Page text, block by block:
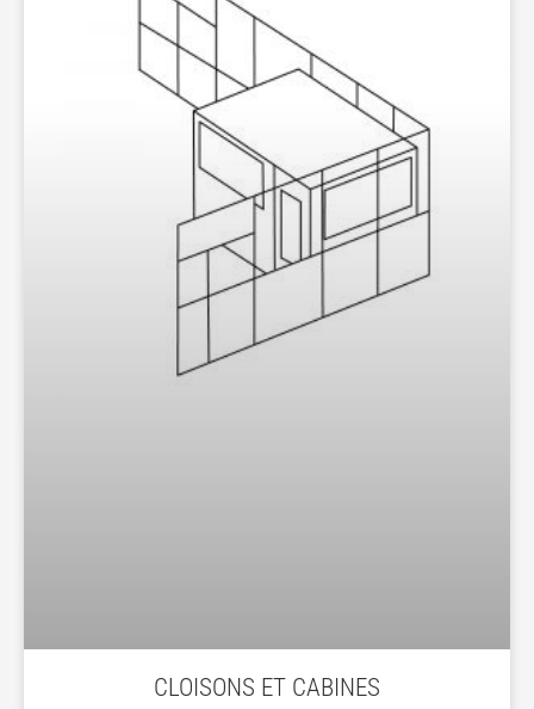
CLOISONS ET CABINES